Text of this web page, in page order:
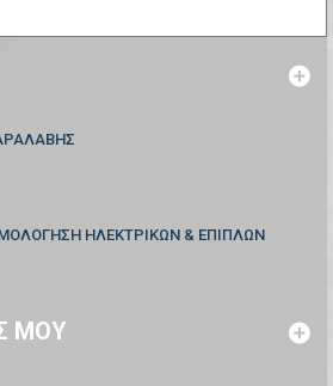
ΗΛΕΚΤΡΙΚΩΝ & ΕΠΙΠΛΩΝ
ΜΟΥ